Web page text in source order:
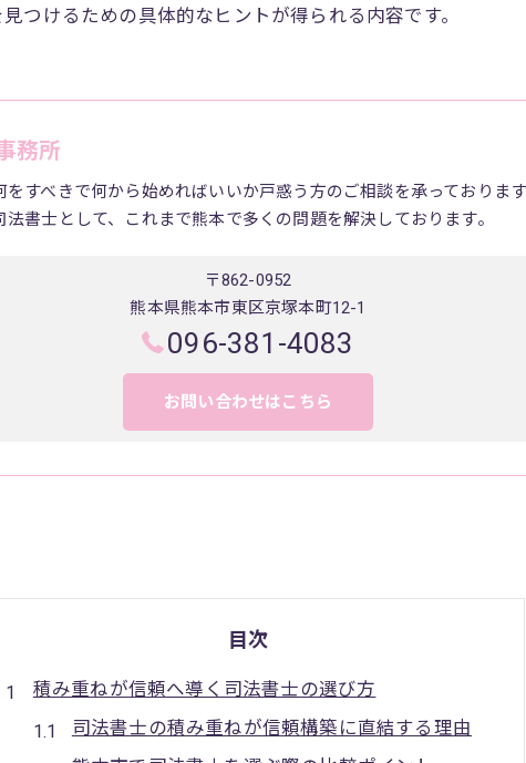
つけるための具体的なヒントが得られる内容です。
務所
すべきで何から始めればいいか戸惑う方のご相談を承っておりま
書士として、これまで熊本で多くの問題を解決しております。
〒862-0952
熊本県熊本市東区京塚本町12-1
096-381-4083
お問い合わせはこちら
目次
積み重ねが信頼へ導く司法書士の選び方
司法書士の積み重ねが信頼構築に直結する理由